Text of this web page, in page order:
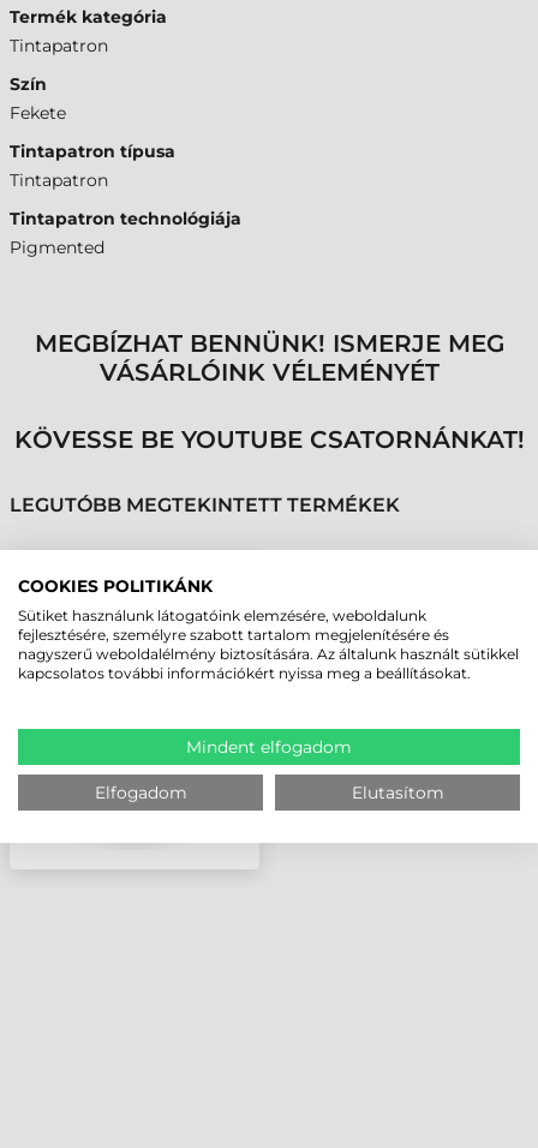
Termék kategória
Tintapatron
Szín
Fekete
Tintapatron típusa
Tintapatron
Tintapatron technológiája
Pigmented
MEGBÍZHAT BENNÜNK! ISMERJE MEG
VÁSÁRLÓINK VÉLEMÉNYÉT
KÖVESSE BE YOUTUBE CSATORNÁNKAT!
LEGUTÓBB MEGTEKINTETT TERMÉKEK
PRIMERA 053436
FEKETE TINTAPATRON
(FEKETE), PIGMENTED,
LX900E
COOKIES POLITIKÁNK
Sütiket használunk látogatóink elemzésére, weboldalunk
fejlesztésére, személyre szabott tartalom megjelenítésére és
nagyszerű weboldalélmény biztosítására. Az általunk használt sütikkel
kapcsolatos további információkért nyissa meg a beállításokat.
Mindent elfogadom
Elfogadom Elutasítom